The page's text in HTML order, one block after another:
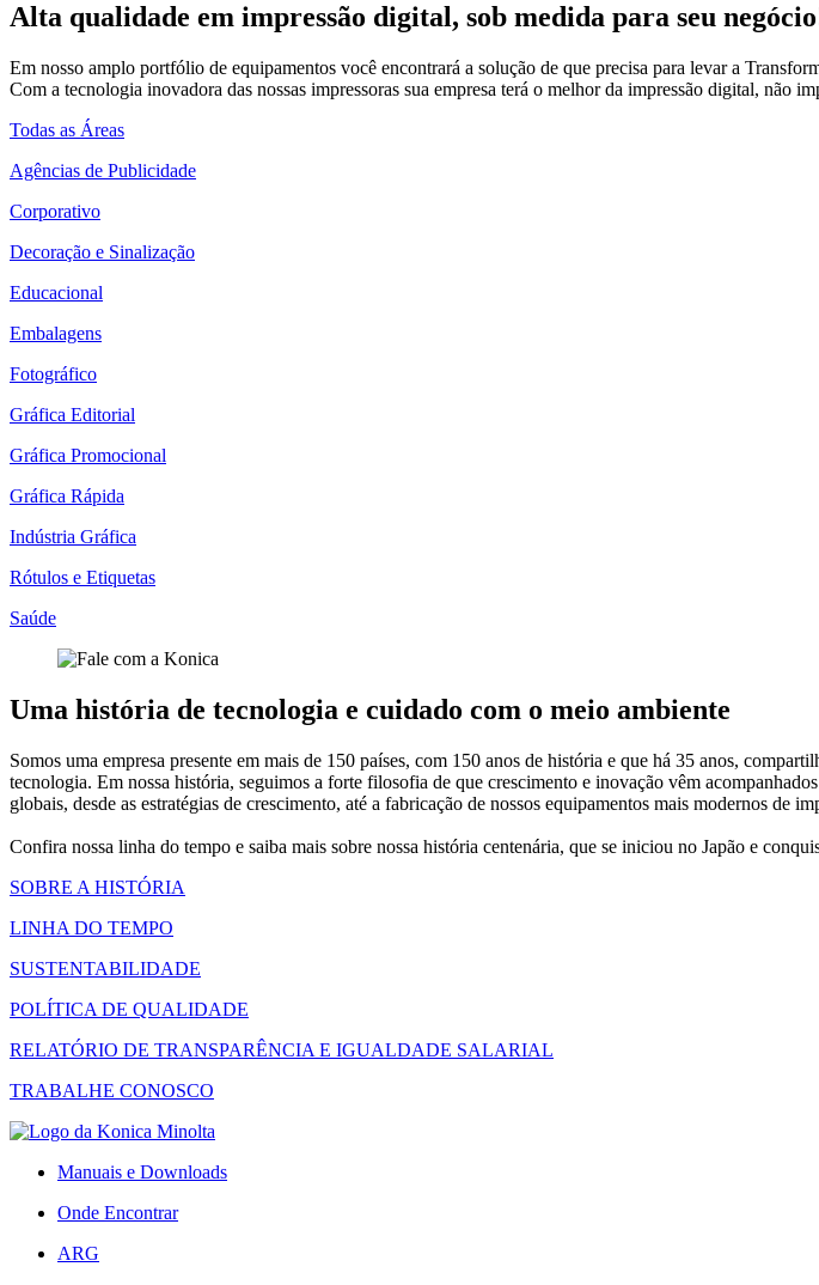
Alta qualidade em impressão digital, sob medida para seu
Em nosso amplo portfólio de equipamentos você encontrará a solução de que precisa para levar a
Com a tecnologia inovadora das nossas impressoras sua empresa terá o melhor da impressão digital, não
Todas as Áreas
Agências de Publicidade
Corporativo
Decoração e Sinalização
Educacional
Embalagens
Fotográfico
Gráfica Editorial
Gráfica Promocional
Gráfica Rápida
Indústria Gráfica
Rótulos e Etiquetas
Saúde
Uma história de tecnologia e cuidado com o meio ambiente
Somos uma empresa presente em mais de 150 países, com 150 anos de história e que há 35 anos,
tecnologia. Em nossa história, seguimos a forte filosofia de que crescimento e inovação vêm
globais, desde as estratégias de crescimento, até a fabricação de nossos equipamentos mais modernos de
Confira nossa linha do tempo e saiba mais sobre nossa história centenária, que se iniciou no Japão e
SOBRE A HISTÓRIA
LINHA DO TEMPO
SUSTENTABILIDADE
POLÍTICA DE QUALIDADE
RELATÓRIO DE TRANSPARÊNCIA E IGUALDADE SALARIAL
TRABALHE CONOSCO
Manuais e Downloads
Onde Encontrar
ARG